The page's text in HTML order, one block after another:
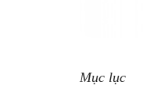
Mục lục